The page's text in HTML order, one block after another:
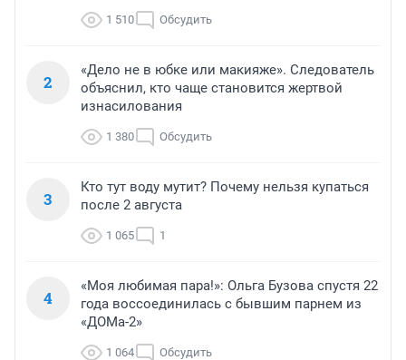
1 510 Обсудить
2
«Дело не в юбке или макияже». Следователь
объяснил, кто чаще становится жертвой
изнасилования
1 380 Обсудить
3
Кто тут воду мутит? Почему нельзя купаться
после 2 августа
1 065 1
4
«Моя любимая пара!»: Ольга Бузова спустя 22
года воссоединилась с бывшим парнем из
«ДОМа-2»
1 064 Обсудить